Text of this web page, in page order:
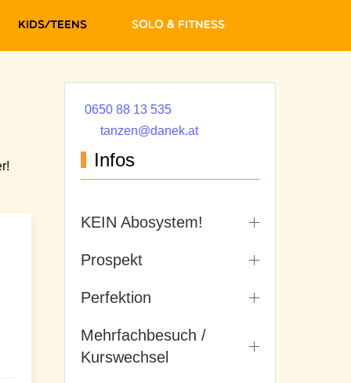
Kids/Teens Solo & Fitness
0650 88 13 535
tanzen@danek.at
Infos
KEIN Abosystem!
Prospekt
Perfektion
Mehrfachbesuch /
Kurswechsel